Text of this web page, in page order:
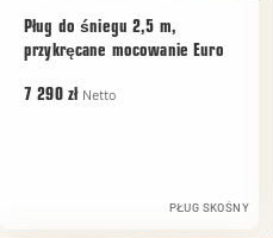
Pług do śniegu 2,5 m,
przykręcane mocowanie Euro
7 290 zł Netto
PŁUG SKOŚNY